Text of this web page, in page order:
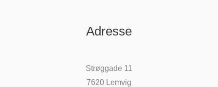
Adresse
Strøggade 11
7620 Lemvig